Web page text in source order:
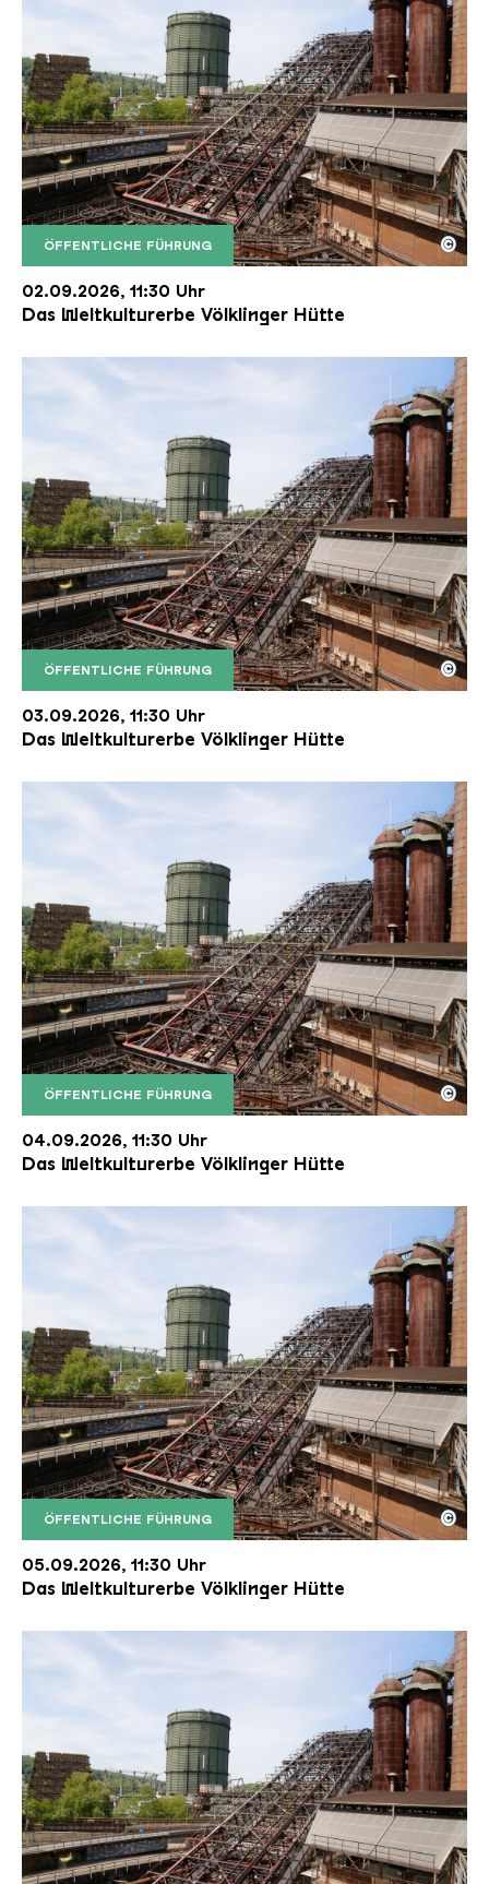
ÖFFENTLICHE FÜHRUNG
Der Erzschrägaufzug der Völklinger Hütte mit
Copyright: Weltkulturerbe Völklinger Hütte | Karl
©
02.09.2026, 11:30 Uhr
Das Weltkulturerbe Völklinger Hütte
ÖFFENTLICHE FÜHRUNG
Der Erzschrägaufzug der Völklinger Hütte mit
Copyright: Weltkulturerbe Völklinger Hütte | Karl
©
03.09.2026, 11:30 Uhr
Das Weltkulturerbe Völklinger Hütte
ÖFFENTLICHE FÜHRUNG
Der Erzschrägaufzug der Völklinger Hütte mit
Copyright: Weltkulturerbe Völklinger Hütte | Karl
©
04.09.2026, 11:30 Uhr
Das Weltkulturerbe Völklinger Hütte
ÖFFENTLICHE FÜHRUNG
Der Erzschrägaufzug der Völklinger Hütte mit
Copyright: Weltkulturerbe Völklinger Hütte | Karl
©
05.09.2026, 11:30 Uhr
Das Weltkulturerbe Völklinger Hütte